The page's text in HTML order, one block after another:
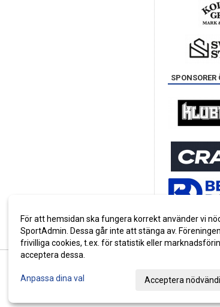
SPONSORER
För att hemsidan ska fungera korrekt använder vi
SportAdmin. Dessa går inte att stänga av.
frivilliga cookies, t.ex. för statistik eller
acceptera dessa.
Anpassa dina val Acceptera